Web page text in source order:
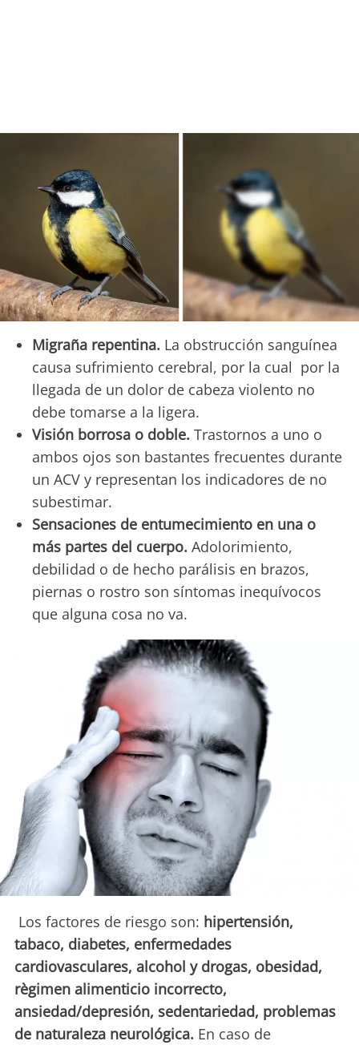
Migraña repentina. La obstrucción sanguínea
causa sufrimiento cerebral, por la cual por la
llegada de un dolor de cabeza violento no
debe tomarse a la ligera.
Visión borrosa o doble. Trastornos a uno o
ambos ojos son bastantes frecuentes durante
un ACV y representan los indicadores de no
subestimar.
Sensaciones de entumecimiento en una o
más partes del cuerpo. Adolorimiento,
debilidad o de hecho parálisis en brazos,
piernas o rostro son síntomas inequívocos
que alguna cosa no va.
Los factores de riesgo son: hipertensión,
tabaco, diabetes, enfermedades
cardiovasculares, alcohol y drogas, obesidad,
règimen alimenticio incorrecto,
ansiedad/depresión, sedentariedad, problemas
de naturaleza neurológica. En caso de